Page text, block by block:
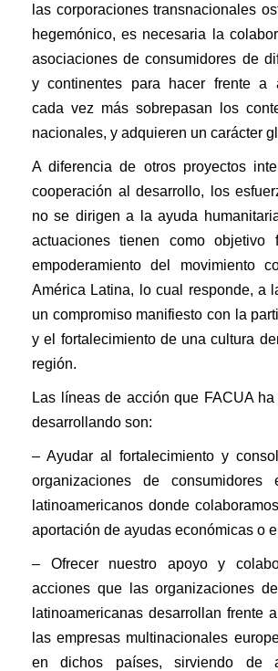
las corporaciones transnacionales
hegemónico, es necesaria la
asociaciones de consumidores de
y continentes para hacer frente a
cada vez más sobrepasan los
nacionales, y adquieren un carácter
A diferencia de otros proyectos
cooperación al desarrollo, los
no se dirigen a la ayuda
actuaciones tienen como objetivo
empoderamiento del movimiento
América Latina, lo cual responde, a
un compromiso manifiesto con la
y el fortalecimiento de una cultura
región.
Las líneas de acción que FACUA
desarrollando son:
– Ayudar al fortalecimiento y
organizaciones de
latinoamericanos donde
aportación de ayudas económicas o
– Ofrecer nuestro apoyo y
acciones que las organizaciones
latinoamericanas desarrollan frente
las empresas multinacionales
en dichos países, sirviendo de